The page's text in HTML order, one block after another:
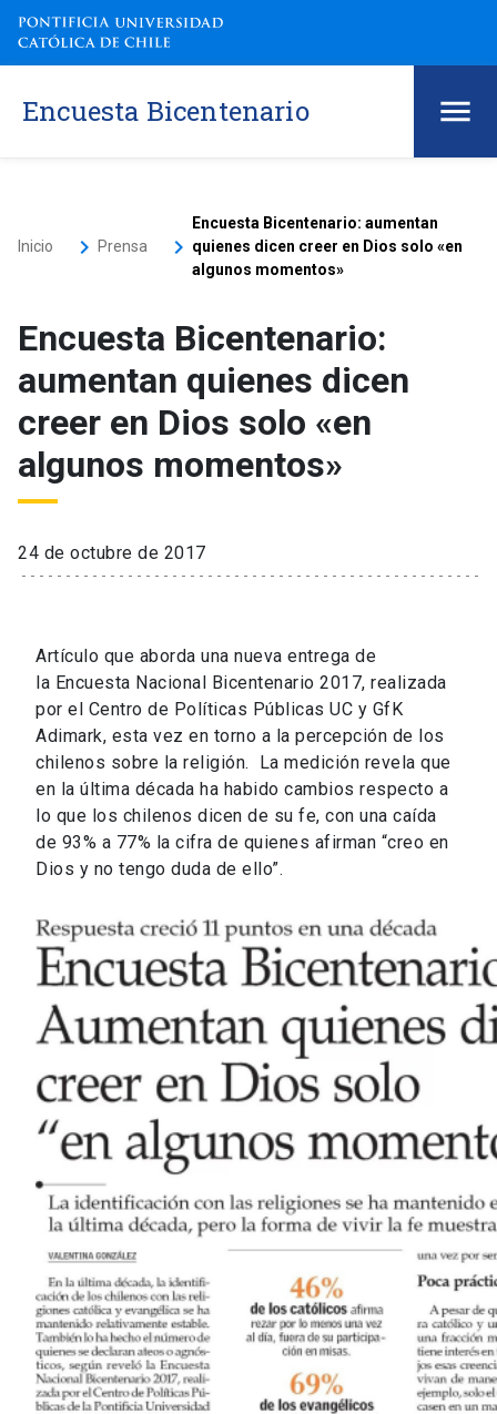
Encuesta Bicentenario
Inicio keyboard_arrow_right Prensa keyboard_arrow_right
Encuesta Bicentenario: aumentan
quienes dicen creer en Dios solo «en
algunos momentos»
Encuesta Bicentenario:
aumentan quienes dicen
creer en Dios solo «en
algunos momentos»
24 de octubre de 2017
Artículo que aborda una nueva entrega de
la Encuesta Nacional Bicentenario 2017, realizada
por el Centro de Políticas Públicas UC y GfK
Adimark, esta vez en torno a la percepción de los
chilenos sobre la religión. La medición revela que
en la última década ha habido cambios respecto a
lo que los chilenos dicen de su fe, con una caída
de 93% a 77% la cifra de quienes afirman “creo en
Dios y no tengo duda de ello”.